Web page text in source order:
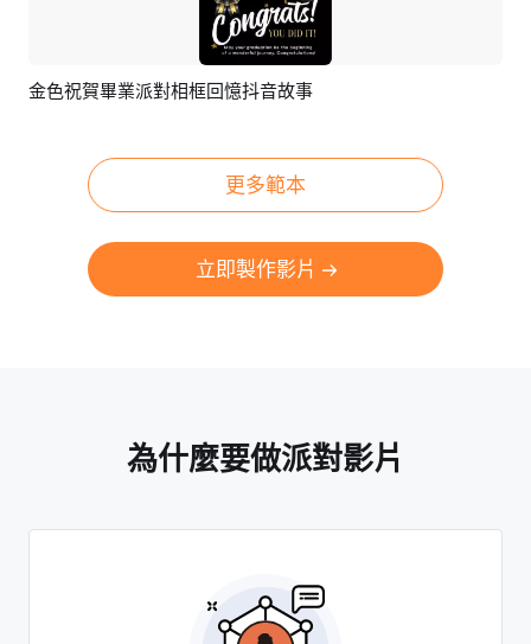
預覽 AI剪同款
金色祝賀畢業派對相框回憶抖音故事
更多範本
立即製作影片
為什麼要做派對影片